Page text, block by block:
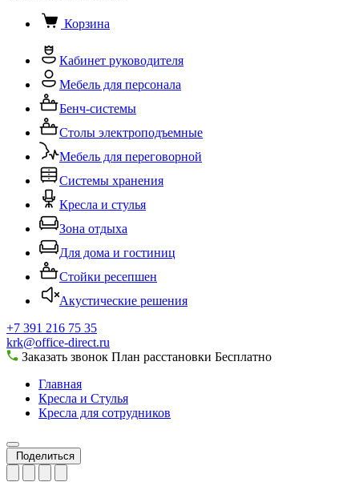
Корзина
Кабинет руководителя
Мебель для персонала
Бенч-системы
Столы электроподъемные
Мебель для переговорной
Системы хранения
Кресла и стулья
Зона отдыха
Для дома и гостиниц
Стойки ресепшен
Акустические решения
+7 391 216 75 35
krk@office-direct.ru
Заказать звонок План расстановки Бесплатно
Главная
Кресла и Стулья
Кресла для сотрудников
Поделиться